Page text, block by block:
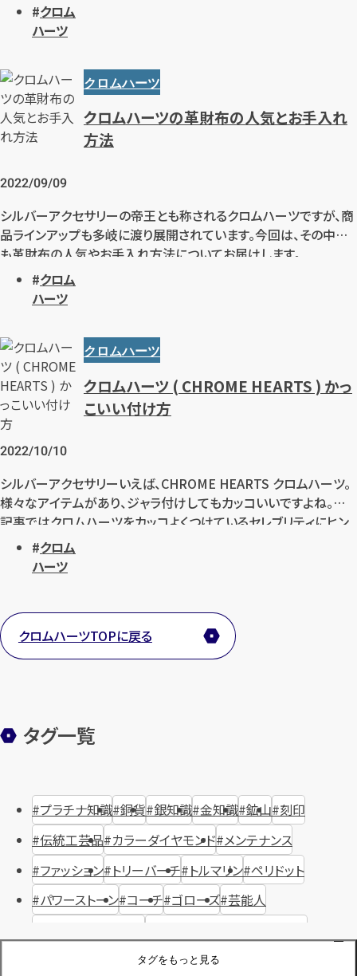
ハーツの人気アイテムとそれらを使った組み合わせのヒントも紹
介します。
クロム
ハーツ
クロムハーツ
クロムハーツの革財布の人気とお手入れ
方法
2022/09/09
シルバーアクセサリーの帝王とも称されるクロムハーツですが、商
品ラインアップも多岐に渡り展開されています。今回は、その中で
も革財布の人気やお手入れ方法についてお届けします。
クロム
ハーツ
クロムハーツ
クロムハーツ ( CHROME HEARTS ) かっ
こいい付け方
2022/10/10
シルバーアクセサリーいえば、CHROME HEARTS クロムハーツ。
様々なアイテムがあり、ジャラ付けしてもカッコいいですよね。本
記事ではクロムハーツをカッコよくつけているセレブリティにヒン
トを得て、クロムハーツのカッコいい付け方を検証していきます。
クロム
ハーツ
クロムハーツTOPに戻る
タグ一覧
タグをもっと見る
プラチナ知識 銅貨 銀知識 金知識 鉱山 刻印
伝統工芸品 カラーダイヤモンド メンテナンス
ファッション トリーバーチ トルマリン ペリドット
パワーストーン コーチ ゴローズ 芸能人
ジュエリーブランド オーデマピゲ